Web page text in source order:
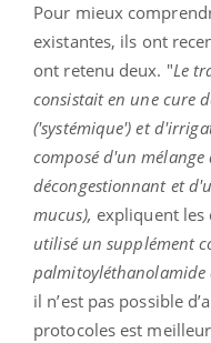
Pour mieux
existantes, ils ont
ont retenu deux. "Le
consistait en une cure
('systémique') et
composé d'un
décongestionnant et
mucus), expliquent les
utilisé un supplément
palmitoyléthanolamide
il n’est pas possible
protocoles est